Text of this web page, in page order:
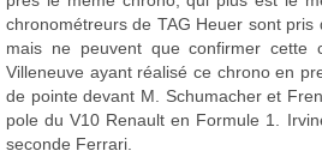
chronométreurs de TAG Heuer sont
mais ne peuvent que confirmer cette
Villeneuve ayant réalisé ce chrono en
de pointe devant M. Schumacher et
pole du V10 Renault en Formule 1.
seconde Ferrari.